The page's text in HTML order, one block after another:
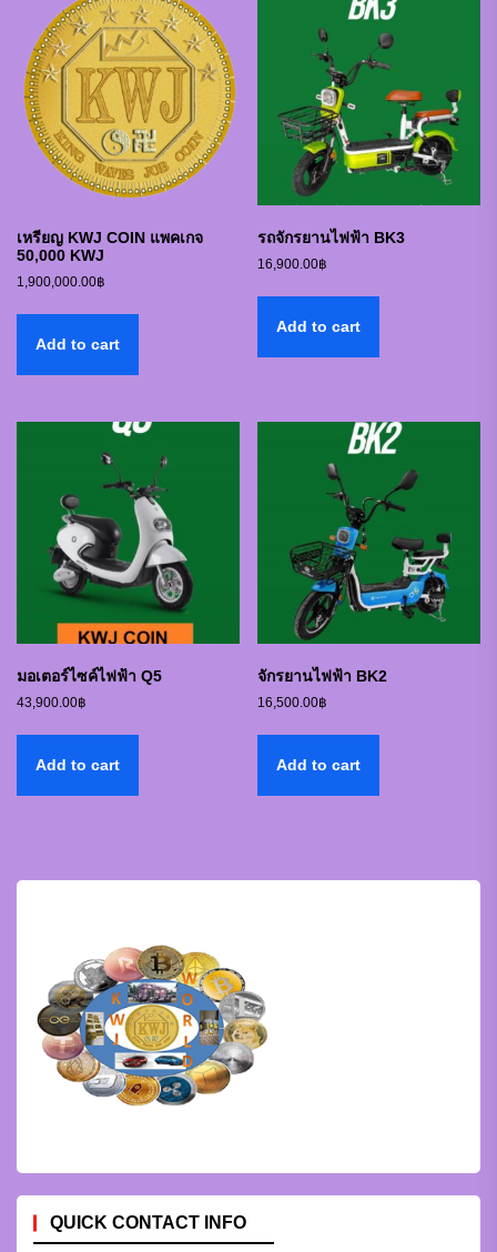
เหรียญ KWJ COIN แพคเกจ
50,000 KWJ
1,900,000.00฿
Add to cart
รถจักรยานไฟฟ้า BK3
16,900.00฿
Add to cart
มอเตอร์ไซค์ไฟฟ้า Q5
43,900.00฿
Add to cart
จักรยานไฟฟ้า BK2
16,500.00฿
Add to cart
QUICK CONTACT INFO